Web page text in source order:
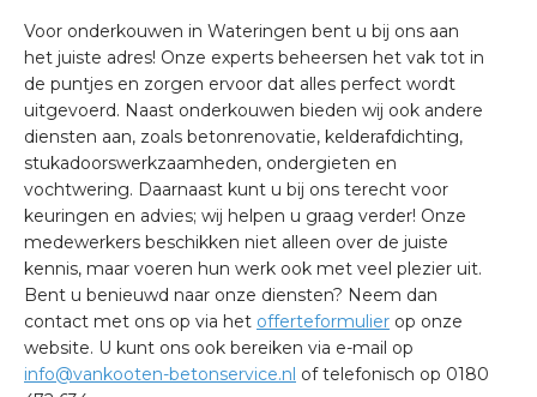
Voor onderkouwen in Wateringen bent u bij ons aan
het juiste adres! Onze experts beheersen het vak tot in
de puntjes en zorgen ervoor dat alles perfect wordt
uitgevoerd. Naast onderkouwen bieden wij ook andere
diensten aan, zoals betonrenovatie, kelderafdichting,
stukadoorswerkzaamheden, ondergieten en
vochtwering. Daarnaast kunt u bij ons terecht voor
keuringen en advies; wij helpen u graag verder! Onze
medewerkers beschikken niet alleen over de juiste
kennis, maar voeren hun werk ook met veel plezier uit.
Bent u benieuwd naar onze diensten? Neem dan
contact met ons op via het offerteformulier op onze
website. U kunt ons ook bereiken via e-mail op
info@vankooten-betonservice.nl of telefonisch op 0180